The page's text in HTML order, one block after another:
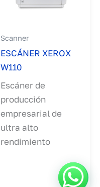
Scanner
ESCÁNER XEROX
W110
Escáner de
producción
empresarial de
ultra alto
rendimiento